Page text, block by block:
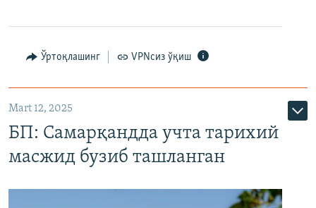
Ўртоқлашинг VPNсиз ўқиш
Mart 12, 2025
БП: Самарқандда учта тарихий
масжид бузиб ташланган